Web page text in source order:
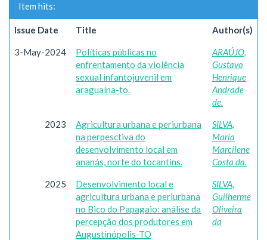
Item hits:
Issue Date Title Author(s)
3-May-2024
Políticas públicas no
enfrentamento da violência
sexual infantojuvenil em
araguaína-to.
ARAÚJO,
Gustavo
Henrique
Andrade
de.
2023
Agricultura urbana e periurbana
na perpesctiva do
desenvolvimento local em
ananás, norte do tocantins.
SILVA,
Maria
Marcilene
Costa da.
2025
Desenvolvimento local e
agricultura urbana e periurbana
no Bico do Papagaio: análise da
percepção dos produtores em
Augustinópolis-TO
SILVA,
Guilherme
Oliveira
da